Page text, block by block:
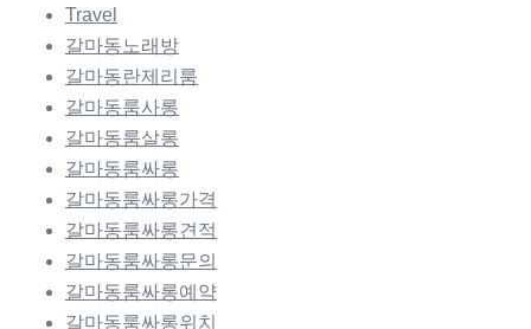
Travel
갈마동노래방
갈마동란제리룸
갈마동룸사롱
갈마동룸살롱
갈마동룸싸롱
갈마동룸싸롱가격
갈마동룸싸롱견적
갈마동룸싸롱문의
갈마동룸싸롱예약
갈마동룸싸롱위치